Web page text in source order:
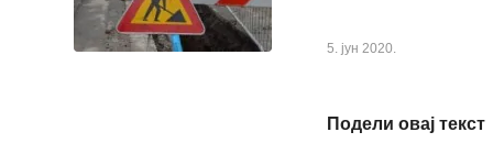
5. јун 2020.
Подели овај текст